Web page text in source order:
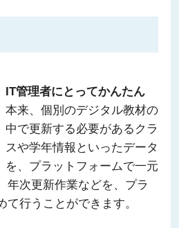
IT管理者にとってかんたん
本来、個別のデジタル教材の
中で更新する必要があるクラ
スや学年情報といったデータ
を、プラットフォームで一元
年次更新作業などを、プラ
て行うことができます。